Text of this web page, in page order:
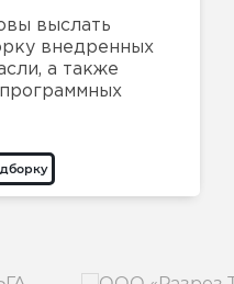
выслать
внедренных
а также